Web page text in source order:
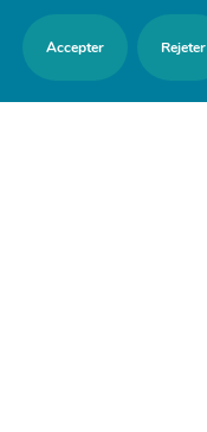
Accepter Rejeter